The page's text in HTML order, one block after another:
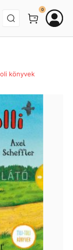
BEJELENTKEZÉS
0
könyvek